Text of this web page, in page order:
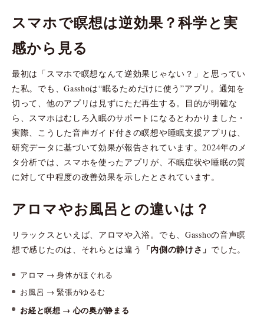
スマホで瞑想は逆効果？科学と実
感から見る
最初は「スマホで瞑想なんて逆効果じゃない？」と思ってい
た私。でも、Gasshoは“眠るためだけに使う”アプリ。通知を
切って、他のアプリは見ずにただ再生する。目的が明確な
ら、スマホはむしろ入眠のサポートになるとわかりました・
実際、こうした音声ガイド付きの瞑想や睡眠支援アプリは、
研究データに基づいて効果が報告されています。2024年のメ
タ分析では、スマホを使ったアプリが、不眠症状や睡眠の質
に対して中程度の改善効果を示したとされています。
アロマやお風呂との違いは？
リラックスといえば、アロマや入浴。でも、Gasshoの音声瞑
想で感じたのは、それらとは違う
「内側の静けさ」 でした。
アロマ → 身体がほぐれる
お風呂 → 緊張がゆるむ
お経と瞑想 → 心の奥が静まる